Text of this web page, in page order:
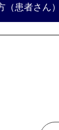
（患者さん